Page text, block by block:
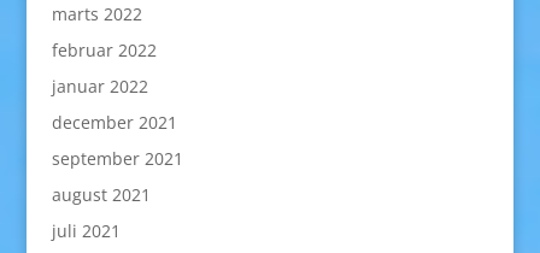
marts 2022
februar 2022
januar 2022
december 2021
september 2021
august 2021
juli 2021